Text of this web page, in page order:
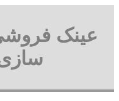
عینک